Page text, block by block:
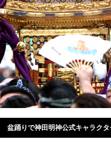
盆踊りで神田明神公式キャラク